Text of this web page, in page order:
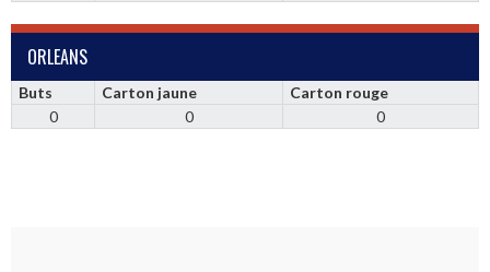
ORLEANS
Buts Carton jaune
Carton rouge
0
0 0